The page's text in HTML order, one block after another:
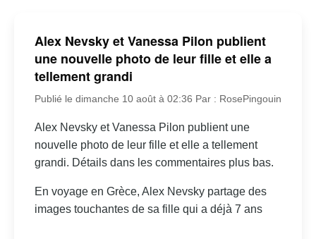
Alex Nevsky et Vanessa Pilon publient
une nouvelle photo de leur fille et elle a
tellement grandi
Publié le dimanche 10 août à 02:36 Par : RosePingouin
Alex Nevsky et Vanessa Pilon publient une
nouvelle photo de leur fille et elle a tellement
grandi. Détails dans les commentaires plus bas.
En voyage en Grèce, Alex Nevsky partage des
images touchantes de sa fille qui a déjà 7 ans